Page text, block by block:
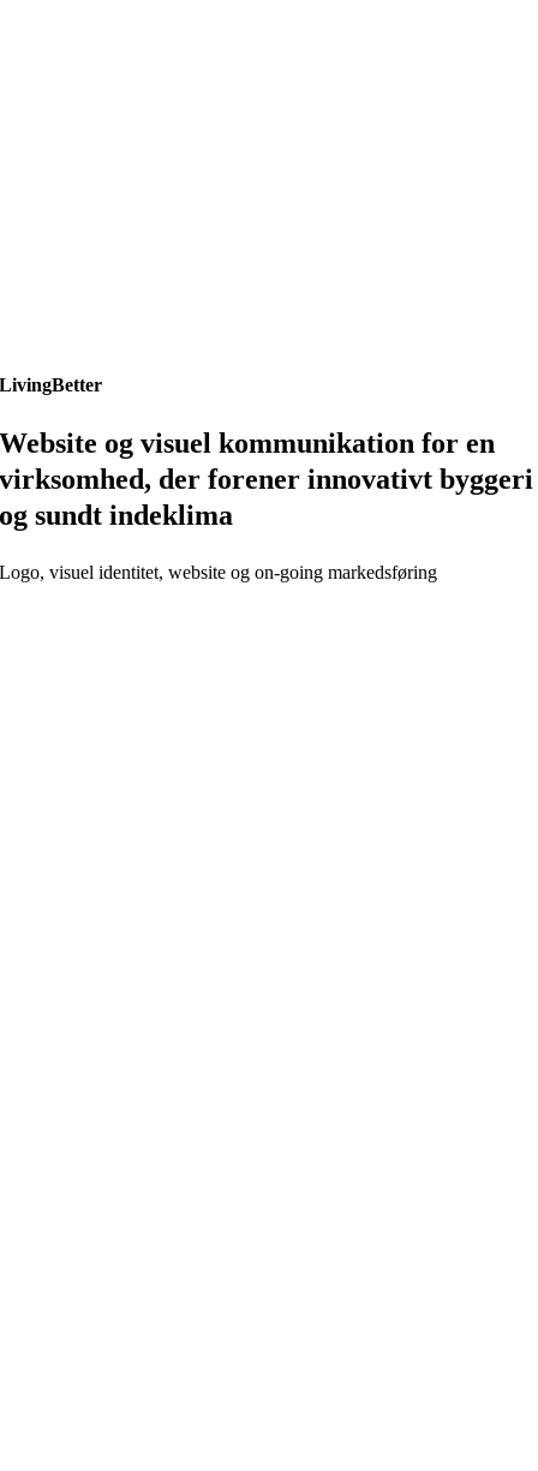
LivingBetter
Website og visuel kommunikation for en
virksomhed, der forener innovativt byggeri
og sundt indeklima
Logo, visuel identitet, website og on-going markedsføring